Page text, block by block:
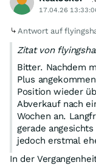
17.04.26
Antwort auf
Zitat von
Bitter. Nachdem
Plus
Position wieder
Abverkauf nach
Wochen an.
gerade
jedoch erstmal
In der